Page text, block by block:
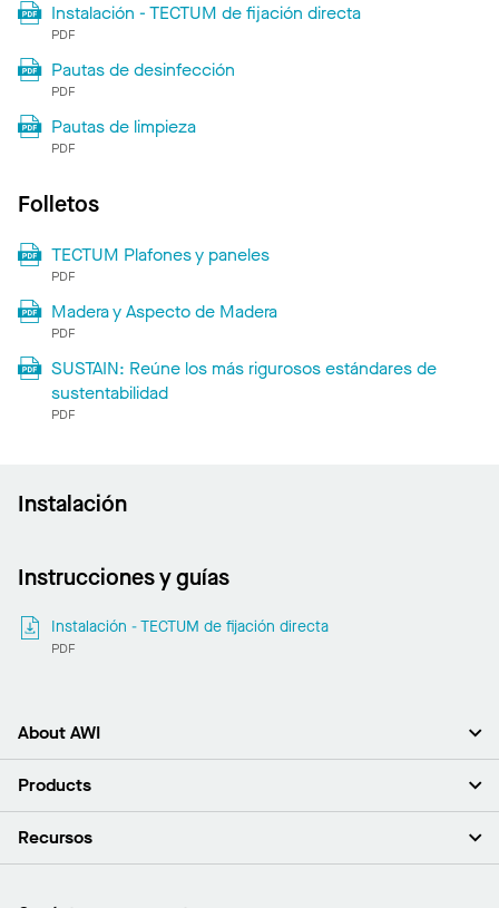
Instalación - TECTUM de fijación directa
PDF
Pautas de desinfección
PDF
Pautas de limpieza
PDF
Folletos
TECTUM Plafones y paneles
PDF
Madera y Aspecto de Madera
PDF
SUSTAIN: Reúne los más rigurosos estándares de
sustentabilidad
PDF
Instalación
Instrucciones y guías
Instalación - TECTUM de fijación directa
PDF
About AWI
Acerca de nosotros
Sala de prensa
Products
Plafones
Recursos